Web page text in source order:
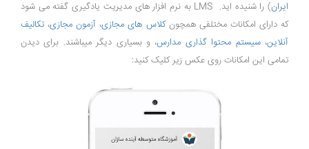
ایران
) را شنیده اید. LMS به نرم افزار های مدیریت یادگیری گفته می شود
که دارای امکانات مختلفی همچونکلاس های مجازی، آزمون مجازی، تکالیف
آنلاین،سیستم محتوا گذاری مدارس، و بسیاری دیگر میباشند. برای دیدن
تمامی این امکانات روی عکس زیر کلیک کنید: